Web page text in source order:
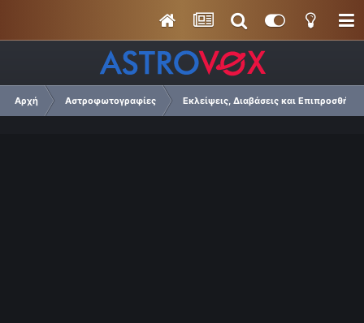
Αρχή Αστροφωτογραφίες Εκλείψεις, Διαβάσεις και